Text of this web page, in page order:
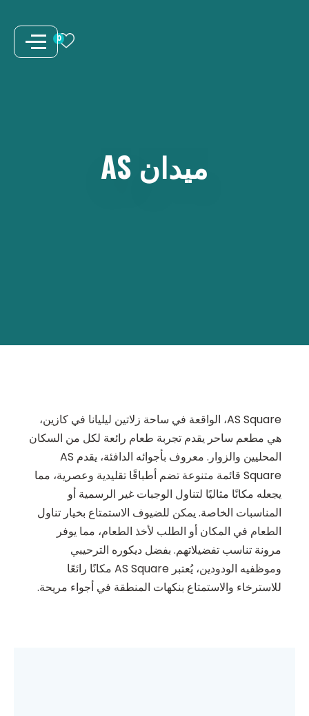
0
ميدان AS
AS Square، الواقعة في ساحة زلاتين ليليانا في كازين،
هي مطعم ساحر يقدم تجربة طعام رائعة لكل من السكان
المحليين والزوار. معروف بأجوائه الدافئة، يقدم AS
Square قائمة متنوعة تضم أطباقًا تقليدية وعصرية، مما
يجعله مكانًا مثاليًا لتناول الوجبات غير الرسمية أو
المناسبات الخاصة. يمكن للضيوف الاستمتاع بخيار تناول
الطعام في المكان أو الطلب لأخذ الطعام، مما يوفر
مرونة تناسب تفضيلاتهم. بفضل ديكوره الترحيبي
وموظفيه الودودين، يُعتبر AS Square مكانًا رائعًا
للاسترخاء والاستمتاع بنكهات المنطقة في أجواء مريحة.